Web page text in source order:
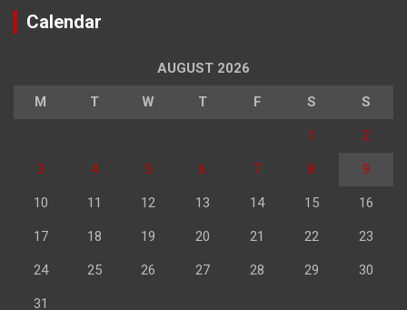
Calendar
AUGUST 2026
M T W T F S S
1 2
3 4 5 6 7 8 9
10 11 12 13 14 15 16
17 18 19 20 21 22 23
24 25 26 27 28 29 30
31